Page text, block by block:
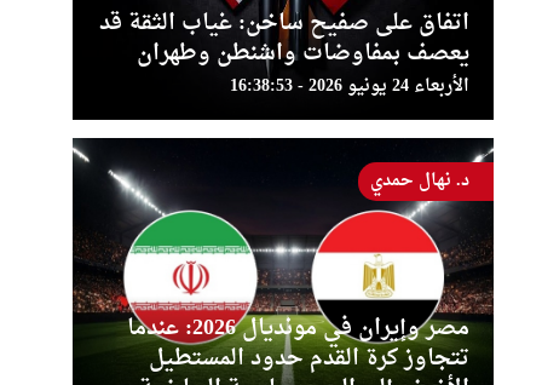
اتفاق على صفيح ساخن: غياب الثقة قد
يعصف بمفاوضات واشنطن وطهران
الأربعاء 24 يونيو 2026 - 16:38:53
مصر وإيران في مونديال 2026: عندما
تتجاوز كرة القدم حدود المستطيل
د. نهال حمدي